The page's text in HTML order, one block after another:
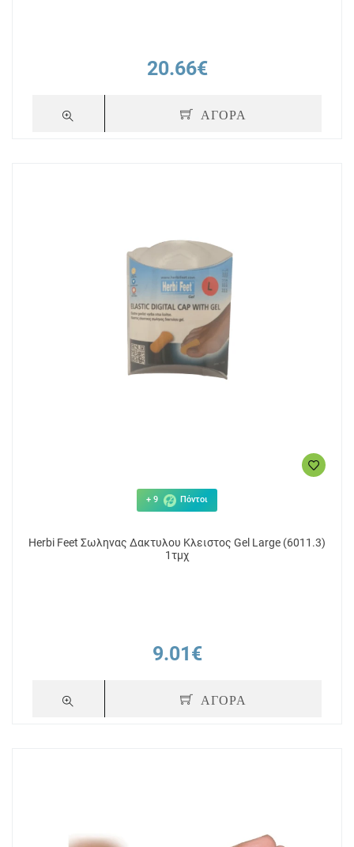
20.66€
ΑΓΟΡΑ
+ 9 Πόντοι
Herbi Feet Σωληνας Δακτυλου Κλειστος Gel Large (6011.3)
1τμχ
9.01€
ΑΓΟΡΑ